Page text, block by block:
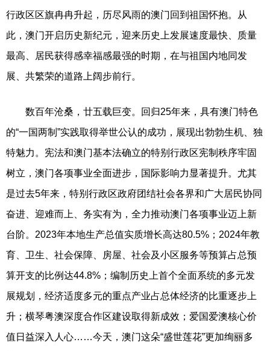
行政区区旗冉冉升起，历尽风雨的澳门回到祖国怀抱。从
此，澳门开启历史新纪元，迎来历史上发展速度最快、质量
最高、居民获得感幸福感最强的时期，在与祖国内地同发
展、共繁荣的道路上阔步前行。
数百年沧桑，廿五载巨变。回归25年来，具有澳门特色
的“一国两制”实践取得举世公认的成功，展现出勃勃生机、独
特魅力。宪法和澳门基本法确立的特别行政区宪制秩序牢固
树立，澳门各项事业全面进步，国际影响力显著提升。尤其
是过去5年来，特别行政区政府团结社会各界和广大居民协同
奋进、迎难而上、务实有为，全力推动澳门各项事业迈上新
台阶。2023年本地生产总值实质增长高达80.5%；2024年教
育、卫生、社会保障、房屋、社会及小区服务等预算占总预
算开支的比例达44.8%；编制历史上首个全面系统的多元发
展规划，经济适度多元的重点产业占总体经济的比重逐步上
升；横琴粤澳深度合作区建设取得新成效；爱国爱澳核心价
值日益深入人心……今天，澳门这朵“盛世莲花”更加绚丽多